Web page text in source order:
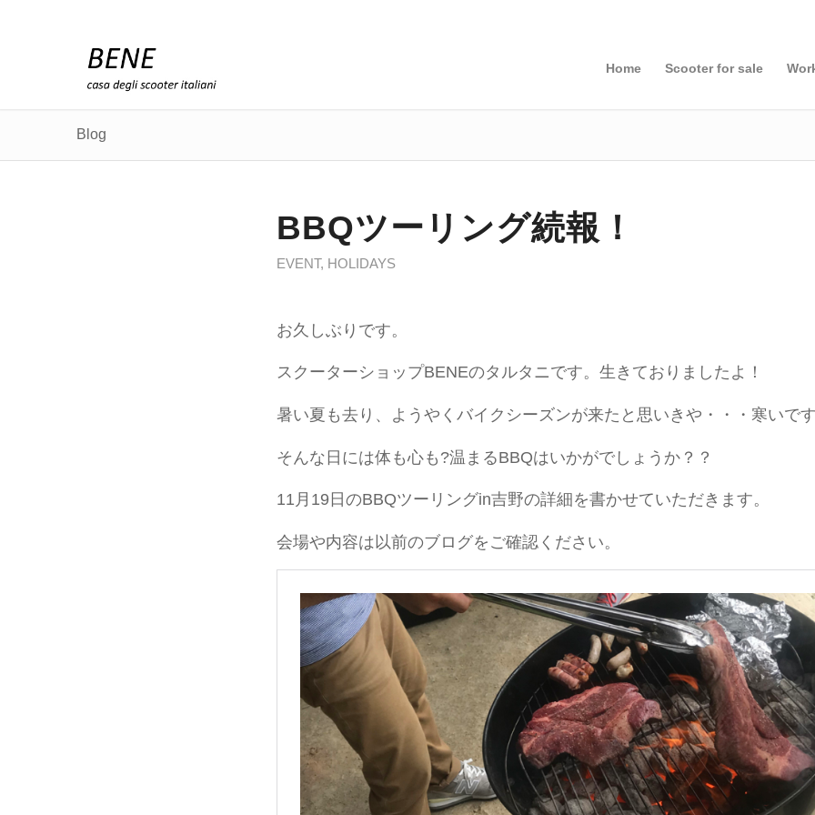
Home Scooter for sale
Blog
BBQツーリング続報！
EVENT, HOLIDAYS
お久しぶりです。
スクーターショップBENEのタルタニです。生きておりましたよ！
暑い夏も去り、ようやくバイクシーズンが来たと思いきや・・・寒いで
そんな日には体も心も?温まるBBQはいかがでしょうか？？
11月19日のBBQツーリングin吉野の詳細を書かせていただきます。
会場や内容は以前のブログをご確認ください。